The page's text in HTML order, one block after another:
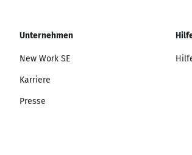
Unternehmen
New Work SE
Karriere
Presse